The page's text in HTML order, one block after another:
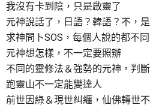
我沒有卡到陰，只是啟靈了
元神說話了，日語？韓語？不，
求神問卜SOS，每個人說的都不同
元神想怎樣，不一定要照辦
不同的靈修法＆強勢的元神，判
跑靈山不一定能變達人
前世因綠＆現世糾纏，仙佛轉世